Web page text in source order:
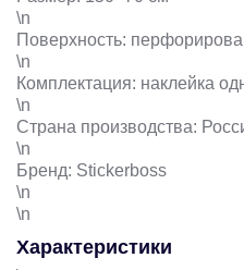
\n
Поверхность:
\n
Комплектация: наклейка
\n
Страна производства:
\n
Бренд: Stickerboss
\n
\n
Характеристики